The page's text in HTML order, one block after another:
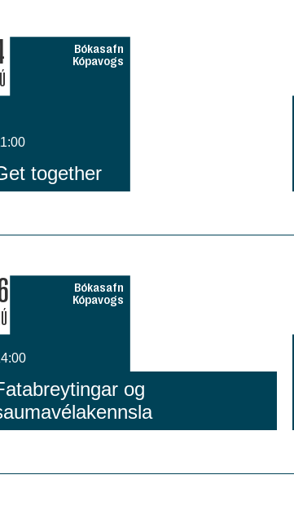
Bókasafn
Kópavogs
together
Bókasafn
Kópavogs
og